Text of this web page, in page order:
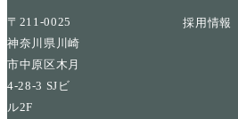
〒211-0025
神奈川県川崎
市中原区木月
4-28-3 SJビ
ル2F
採用情報